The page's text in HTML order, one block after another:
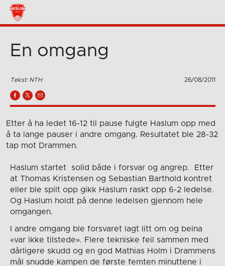
En omgang
Tekst: NTH 26/08/2011
Etter å ha ledet 16-12 til pause fulgte Haslum opp med
å ta lange pauser i andre omgang. Resultatet ble 28-32
tap mot Drammen.
Haslum startet solid både i forsvar og angrep. Etter
at Thomas Kristensen og Sebastian Barthold kontret
eller ble spilt opp gikk Haslum raskt opp 6-2 ledelse.
Og Haslum holdt på denne ledelsen gjennom hele
omgangen.
I andre omgang ble forsvaret lagt litt om og beina
«var ikke tilstede». Flere tekniske feil sammen med
dårligere skudd og en god Mathias Holm i Drammens
mål snudde kampen de første femten minuttene i